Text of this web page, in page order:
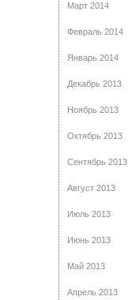
Март 2014
Февраль 2014
Январь 2014
Декабрь 2013
Ноябрь 2013
Октябрь 2013
Сентябрь 2013
Август 2013
Июль 2013
Июнь 2013
Май 2013
Апрель 2013